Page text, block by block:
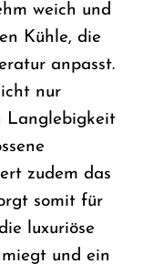
weich und
Kühle, die
anpasst.
nur
Langlebigkeit
zudem das
somit für
luxuriöse
und ein